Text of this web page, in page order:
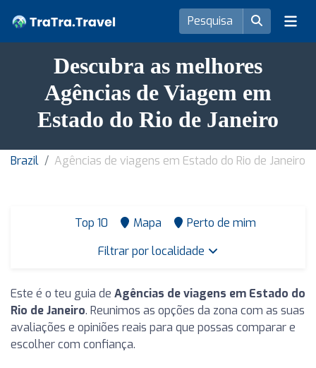
Descubra as melhores
Agências de Viagem em
Estado do Rio de Janeiro
Brazil Agências de viagens em Estado do Rio de Janeiro
Top 10 Mapa
Perto de mim
Filtrar por localidade
Este é o teu guia de Agências de viagens em Estado do
Rio de Janeiro. Reunimos as opções da zona com as suas
avaliações e opiniões reais para que possas comparar e
escolher com confiança.